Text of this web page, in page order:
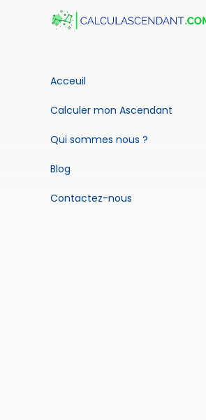
Acceuil
Calculer mon Ascendant
Qui sommes nous ?
Blog
Contactez-nous